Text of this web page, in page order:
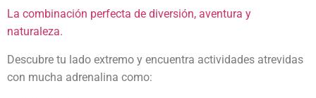
La combinación perfecta de diversión, aventura y
naturaleza.
Descubre tu lado extremo y encuentra actividades atrevidas
con mucha adrenalina como: